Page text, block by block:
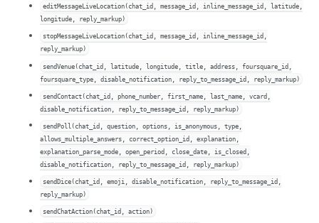
editMessageLiveLocation(chat_id, message_id, inline_message_id, latitude,
longitude, reply_markup)
stopMessageLiveLocation(chat_id, message_id, inline_message_id,
reply_markup)
sendVenue(chat_id, latitude, longitude, title, address, foursquare_id,
foursquare_type, disable_notification, reply_to_message_id, reply_markup)
sendContact(chat_id, phone_number, first_name, last_name, vcard,
disable_notification, reply_to_message_id, reply_markup)
sendPoll(chat_id, question, options, is_anonymous, type,
allows_multiple_answers, correct_option_id, explanation,
explanation_parse_mode, open_period, close_date, is_closed,
disable_notification, reply_to_message_id, reply_markup)
sendDice(chat_id, emoji, disable_notification, reply_to_message_id,
reply_markup)
sendChatAction(chat_id, action)